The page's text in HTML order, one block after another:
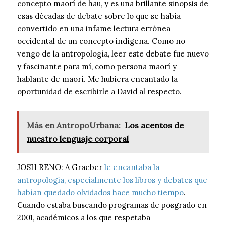
concepto maorí de hau, y es una brillante sinopsis de
esas décadas de debate sobre lo que se había
convertido en una infame lectura errónea
occidental de un concepto indígena. Como no
vengo de la antropología, leer este debate fue nuevo
y fascinante para mí, como persona maorí y
hablante de maorí. Me hubiera encantado la
oportunidad de escribirle a David al respecto.
Más en AntropoUrbana: Los acentos de
nuestro lenguaje corporal
JOSH RENO: A Graeber le encantaba la
antropología, especialmente los libros y debates que
habían quedado olvidados hace mucho tiempo.
Cuando estaba buscando programas de posgrado en
2001, académicos a los que respetaba